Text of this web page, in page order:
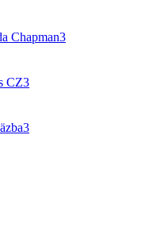
Chapman3
CZ3
3